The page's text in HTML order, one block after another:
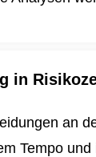
in
an
Tempo